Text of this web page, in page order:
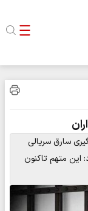
سارق سریالی
این متهم تاکنون